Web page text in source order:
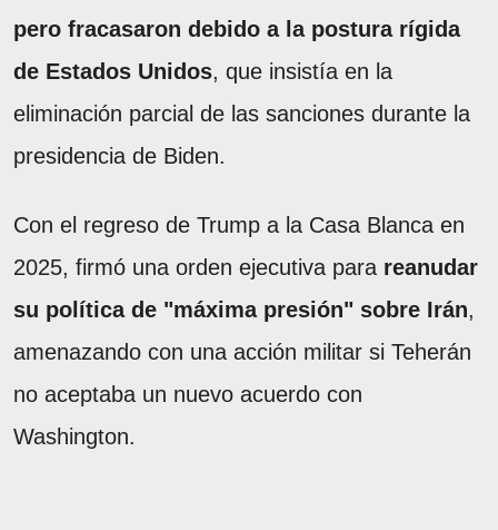
pero fracasaron debido a la postura rígida
de Estados Unidos, que insistía en la
eliminación parcial de las sanciones durante la
presidencia de Biden.
Con el regreso de Trump a la Casa Blanca en
2025, firmó una orden ejecutiva para reanudar
su política de "máxima presión" sobre Irán,
amenazando con una acción militar si Teherán
no aceptaba un nuevo acuerdo con
Washington.